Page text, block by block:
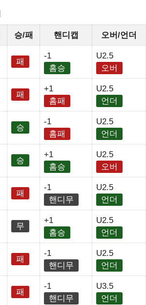
승/패 핸디캡 오버/언더
패
-1
홈승
U2.5
오버
패
+1
홈패
U2.5
언더
승
-1
홈패
U2.5
언더
승
+1
홈승
U2.5
오버
패
-1
핸디무
U2.5
언더
무
+1
홈승
U2.5
언더
패
-1
핸디무
U2.5
언더
패
-1
핸디무
U3.5
언더